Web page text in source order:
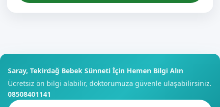
Saray, Tekirdağ Bebek Sünneti İçin Hemen Bilgi Alın
Ücretsiz ön bilgi alabilir, doktorumuza güvenle ulaşabilirsiniz.
08508401141